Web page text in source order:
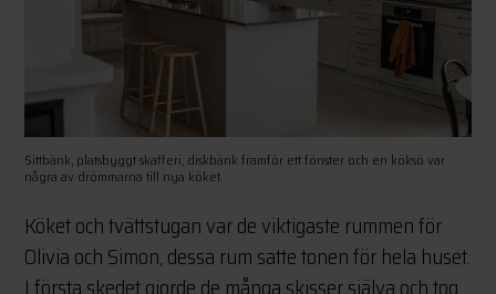
Sittbänk, platsbyggt skafferi, diskbänk framför ett fönster och en köksö var
några av drömmarna till nya köket.
Köket och tvättstugan var de viktigaste rummen för
Olivia och Simon, dessa rum satte tonen för hela huset.
I första skedet gjorde de många skisser själva och tog